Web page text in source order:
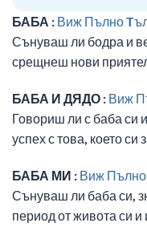
БАБА : Виж Пълно
Сънуваш ли бодра и
срещнеш нови
БАБА И ДЯДО : Виж
Говориш ли с баба си
успех с това, което
БАБА МИ : Виж Пълно
Сънуваш ли баба си,
период от живота си и